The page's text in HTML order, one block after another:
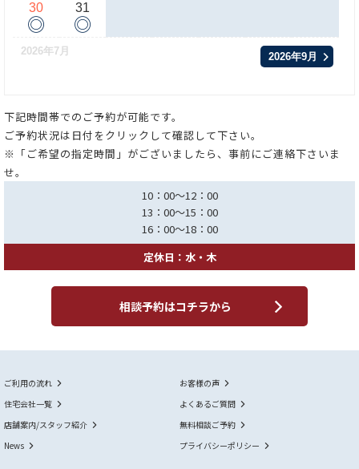
30
◎
31
◎
2026年7月 2026年9月
下記時間帯でのご予約が可能です。
ご予約状況は日付をクリックして確認して下さい。
※「ご希望の指定時間」がございましたら、事前にご連絡下さいま
せ。
10：00～12：00
13：00～15：00
16：00～18：00
定休日：水・木
相談予約はコチラから
ご利用の流れ
お客様の声
住宅会社一覧
よくあるご質問
店舗案内/スタッフ紹介
無料相談ご予約
News
プライバシーポリシー